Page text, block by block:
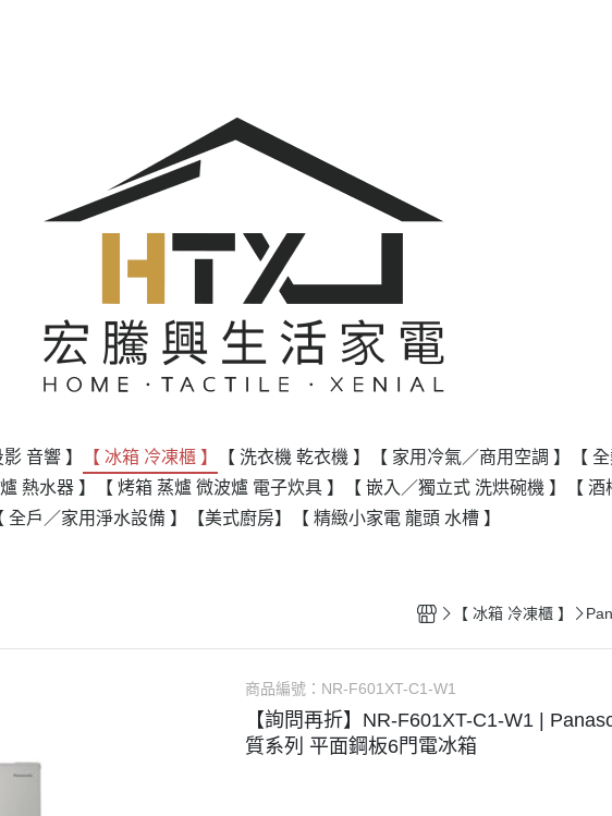
音響 】 【 冰箱 冷凍櫃 】 【 洗衣機 乾衣機 】 【 家用冷氣／商用空調 】
【
熱水器 】
【 烤箱 蒸爐 微波爐 電子炊具 】 【 嵌入／獨立式 洗烘碗機 】
【
全戶／家用淨水設備 】
【美式廚房】 【 精緻小家電 龍頭 水槽 】
【 冰箱 冷凍櫃 】
商品編號： NR-F601XT-C1-W1
【詢問再折】NR-F601XT-C1-W1 |
質系列 平面鋼板6門電冰箱